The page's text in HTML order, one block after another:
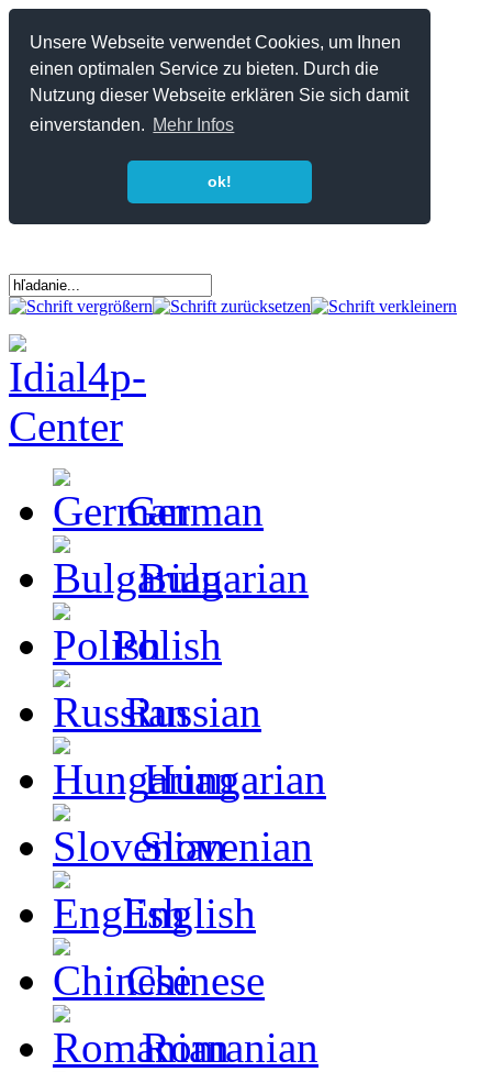
Unsere Webseite verwendet Cookies, um Ihnen
einen optimalen Service zu bieten. Durch die
Nutzung dieser Webseite erklären Sie sich damit
einverstanden. Mehr Infos
ok!
German
Bulgarian
Polish
Russian
Hungarian
Slovenian
English
Chinese
Romanian